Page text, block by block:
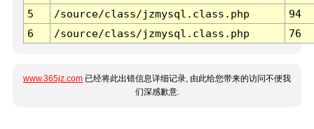
5
/source/class/jzmysql.class.php
94
6
/source/class/jzmysql.class.php 76
www.365jz.com 已经将此出错信息详细记录, 由此给您带来的访问不便我
们深感歉意.